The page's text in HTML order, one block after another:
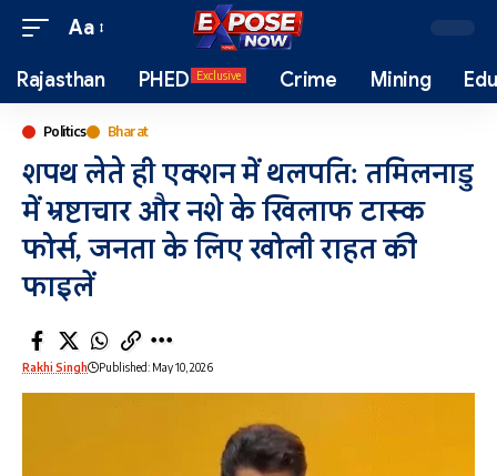
Aa
Rajasthan PHED Exclusive Crime Mining
Politics Bharat
शपथ लेते ही एक्शन में थलपति: तमिलनाडु
में भ्रष्टाचार और नशे के खिलाफ टास्क
फोर्स, जनता के लिए खोली राहत की
फाइलें
Rakhi Singh Published: May 10, 2026